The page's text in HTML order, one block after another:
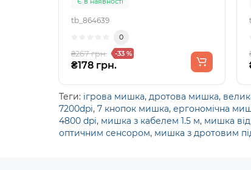
tb_864639
0
₴267 грн. -33 %
₴178 грн.
Теги: ігрова мишка, дротова мишка,
7200dpi, 7 кнопок мишка, ергономічна
4800 dpi, мишка з кабелем 1.5 м, мишка
оптичним сенсором, мишка з дротовим